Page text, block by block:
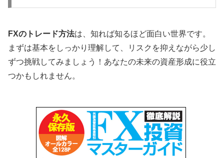
FXのトレード方法は、知れば知るほど面白い世界です。
まずは基本をしっかり理解して、リスクを抑えながら少し
ずつ挑戦してみましょう！あなたの未来の資産形成に役立
つかもしれません。